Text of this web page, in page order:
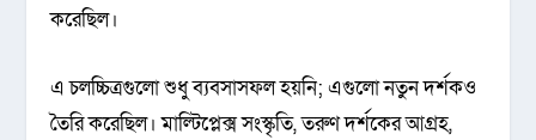
করেছিল।
এ চলচ্চিত্রগুলো শুধু ব্যবসাসফল হয়নি; এগুলো নতুন দর্শকও
তৈরি করেছিল। মাল্টিপ্লেক্স সংস্কৃতি, তরুণ দর্শকের আগ্রহ,